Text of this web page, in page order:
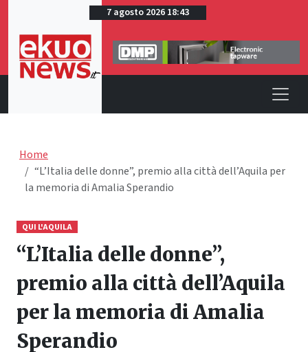
7 agosto 2026 18:43
Home
“L’Italia delle donne”, premio alla città dell’Aquila per
la memoria di Amalia Sperandio
QUI L'AQUILA
“L’Italia delle donne”,
premio alla città dell’Aquila
per la memoria di Amalia
Sperandio